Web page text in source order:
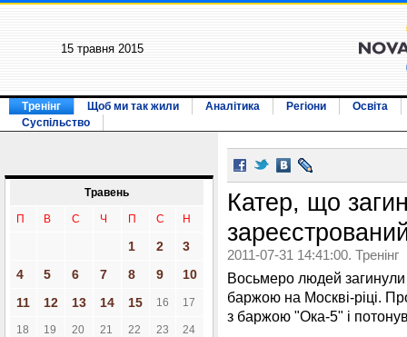
15 травня 2015
Тренінг Щоб ми так жили Аналітика Регіони
Освіта
Суспільство
Травень
П В С Ч П С Н
1 2
3
4
5 6 7 8 9
10
11
12 13 14 15 16 17
18 19 20 21 22 23 24
Катер, що
2011-07-31 14:41:00. Тренінг
Восьмеро людей загинули
баржою на Москві-ріці.
з баржою "Ока-5" і